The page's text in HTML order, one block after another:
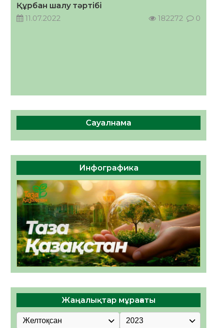
Құрбан шалу тәртібі
11.07.2022
182272 0
Сауалнама
Инфографика
Жаңалықтар мұрағаты